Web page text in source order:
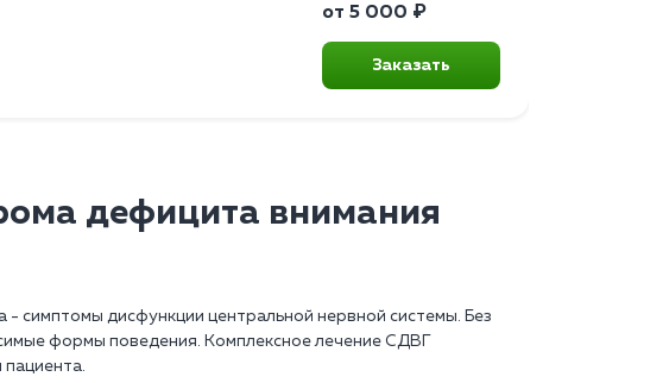
от 5 000 ₽
Заказать
дефицита внимания
симптомы дисфункции центральной нервной системы. Без
формы поведения. Комплексное лечение СДВГ